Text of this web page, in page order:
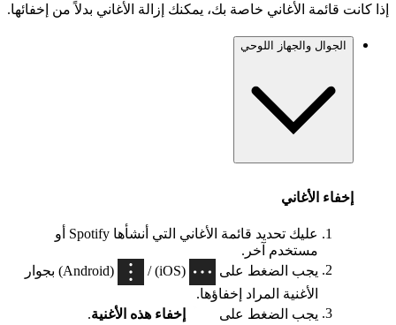
إذا كانت قائمة الأغاني خاصة بك، يمكنك إزالة الأغاني بدلاً من إخفائها.
الجوال والجهاز اللوحي
إخفاء الأغاني
عليك تحديد قائمة الأغاني التي أنشأها Spotify أو
مستخدم آخر.
يجب الضغط على
(iOS) /
(Android) بجوار
الأغنية المراد إخفاؤها.
يجب الضغط على
إخفاء هذه الأغنية